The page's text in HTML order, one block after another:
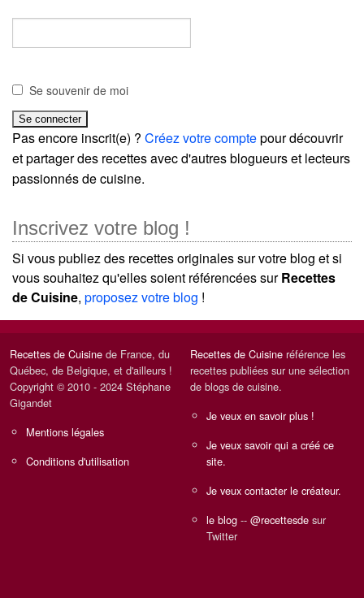
Se souvenir de moi
Pas encore inscrit(e) ? Créez votre comptepour découvrir
et partager des recettes avec d'autres blogueurs et lecteurs
passionnés de cuisine.
Inscrivez votre blog !
Si vous publiez des recettes originales sur votre blog et si
vous souhaitez qu'elles soient référencées surRecettes
de Cuisine, proposez votre blog !
Recettes de Cuisine de France, du
Québec, de Belgique, et d'ailleurs !
Copyright © 2010 - 2024 Stéphane
Gigandet
Mentions légales
Conditions d'utilisation
Recettes de Cuisine référence les
recettes publiées sur une sélection
de blogs de cuisine.
Je veux en savoir plus !
Je veux savoir qui a créé ce
site.
Je veux contacter le créateur.
le blog -- @recettesde sur
Twitter